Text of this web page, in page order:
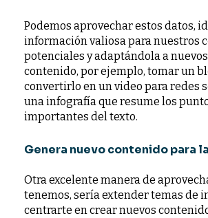
Podemos aprovechar estos datos,
información valiosa para nuestros
potenciales y adaptándola a
contenido, por ejemplo, tomar un
convertirlo en un video para redes
una infografía que resume los
importantes del texto.
Genera nuevo contenido para
Otra excelente manera de
tenemos, sería extender temas de
centrarte en crear nuevos